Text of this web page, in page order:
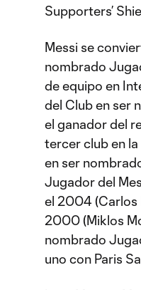
Supporters’
Messi se
nombrado
de equipo en
del Club en ser
el ganador del
tercer club en
en ser
Jugador del
el 2004 (Carlos
2000 (Miklos
nombrado
uno con Paris